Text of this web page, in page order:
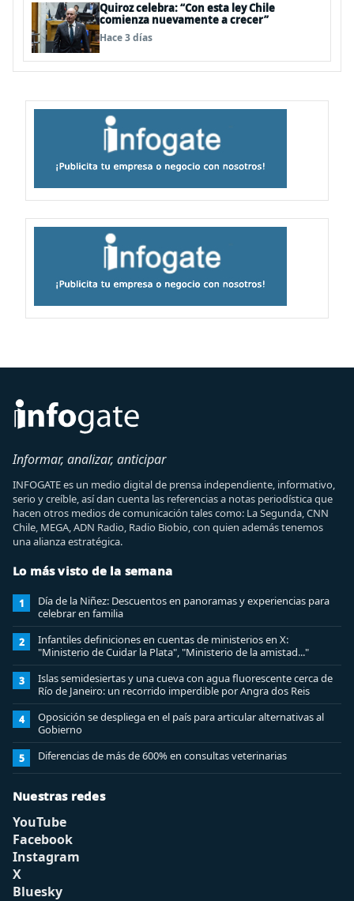
Quiroz celebra: “Con esta ley Chile
comienza nuevamente a crecer”
Hace 3 días
Informar, analizar, anticipar
INFOGATE es un medio digital de prensa independiente, informativo,
serio y creíble, así dan cuenta las referencias a notas periodística que
hacen otros medios de comunicación tales como: La Segunda, CNN
Chile, MEGA, ADN Radio, Radio Biobio, con quien además tenemos
una alianza estratégica.
Lo más visto de la semana
1
Día de la Niñez: Descuentos en panoramas y experiencias para
celebrar en familia
2
Infantiles definiciones en cuentas de ministerios en X:
"Ministerio de Cuidar la Plata", "Ministerio de la amistad..."
3
Islas semidesiertas y una cueva con agua fluorescente cerca de
Río de Janeiro: un recorrido imperdible por Angra dos Reis
4
Oposición se despliega en el país para articular alternativas al
Gobierno
5 Diferencias de más de 600% en consultas veterinarias
Nuestras redes
YouTube
Facebook
Instagram
X
Bluesky